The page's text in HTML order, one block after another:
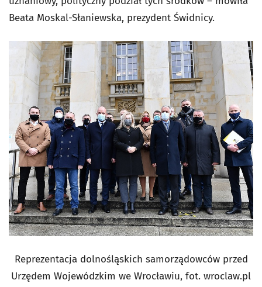
Beata Moskal-Słaniewska, prezydent Świdnicy.
Reprezentacja dolnośląskich samorządowców przed
Urzędem Wojewódzkim we Wrocławiu, fot. wroclaw.pl